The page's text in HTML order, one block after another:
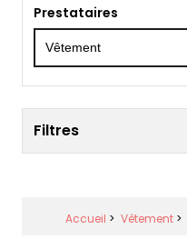
Prestataires
Filtres
Accueil > Vêtement >